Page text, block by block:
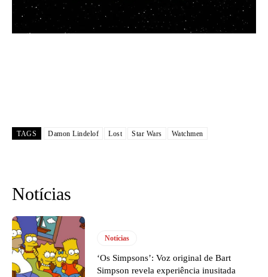
TAGS Damon Lindelof Lost Star Wars Watchmen
Notícias
Notícias
‘Os Simpsons’: Voz original de Bart
Simpson revela experiência inusitada